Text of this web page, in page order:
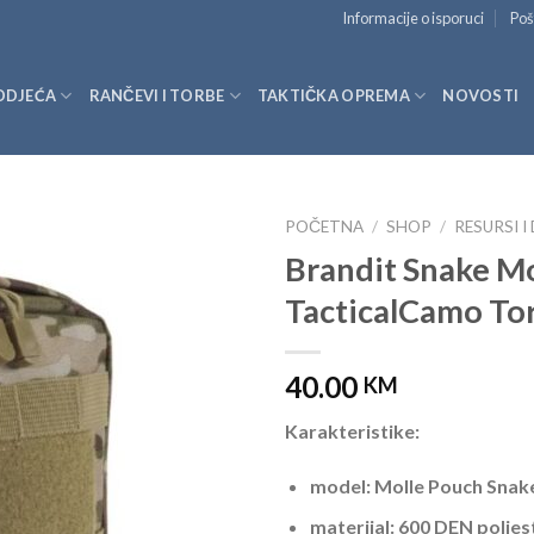
Informacije o isporuci
RANČEVI I TORBE TAKTIČKA OPREMA NOVOSTI
POČETNA / SHOP / RESURSI
Brandit Snake
TacticalCamo
40.00 KM
Karakteristike:
model: Molle Pouch
materijal: 600 DEN